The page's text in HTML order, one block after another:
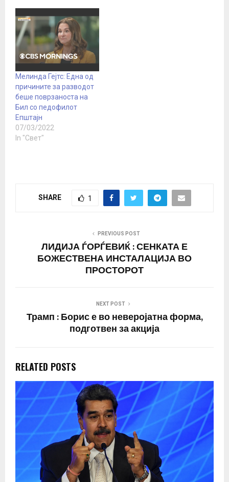
во Иницијативата за
унапредување на
примарната
здравствена заштита,
основана во 2015
Бил и Мелинда Гејтс и
Светската здравствена
организација (СЗО).
СМК смета дека
Македонија…
Мелинда Гејтс: Една од
причините за разводот
беше поврзаноста на
Бил со педофилот
Епштајн
07/03/2022
In "Свет"
SHARE 1
PREVIOUS POST
ЛИДИЈА ЃОРЃЕВИЌ : СЕНКАТА Е
БОЖЕСТВЕНА ИНСТАЛАЦИЈА ВО
ПРОСТОРОТ
NEXT POST
Трамп : Борис е во неверојатна форма,
подготвен за акција
RELATED POSTS